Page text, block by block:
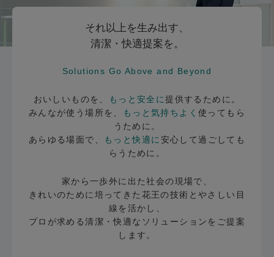
それ以上を生み出す、
清潔・快適提案を。
Solutions Go Above and Beyond
おいしいものを、 もっと安全に提供するために。
みんなが使う場所を、
もっと気持ちよく使ってもら
うために。
あらゆる場面で、
もっと快適に安心して過ごしても
らうために。
家から一歩外に出た社会の現場で、
きれいのために培ってきた花王の技術とやさしい目
線を活かし、
プロが求める清潔・快適なソリューションをご提案
します。